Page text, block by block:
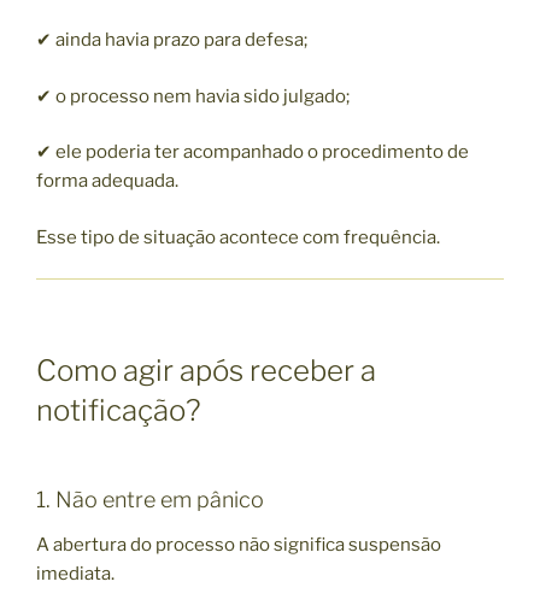
✔ ainda havia prazo para defesa;
✔ o processo nem havia sido julgado;
✔ ele poderia ter acompanhado o procedimento de
forma adequada.
Esse tipo de situação acontece com frequência.
Como agir após receber a
notificação?
1. Não entre em pânico
A abertura do processo não significa suspensão
imediata.